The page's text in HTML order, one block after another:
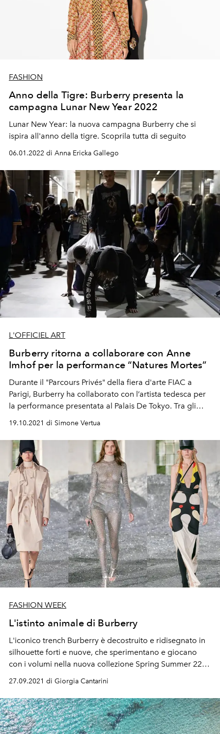
FASHION
Anno della Tigre: Burberry presenta la
campagna Lunar New Year 2022
Lunar New Year: la nuova campagna Burberry che si
ispira all'anno della tigre. Scoprila tutta di seguito
06.01.2022 di Anna Ericka Gallego
L'OFFICIEL ART
Burberry ritorna a collaborare con Anne
Imhof per la performance “Natures Mortes”
Durante il "Parcours Privés" della fiera d'arte FIAC a
Parigi, Burberry ha collaborato con l’artista tedesca per
la performance presentata al Palais De Tokyo. Tra gli
ospiti invitati da Riccardo Tisci anche Mahmood, Irina
19.10.2021 di Simone Vertua
FASHION WEEK
L'istinto animale di Burberry
L'iconico trench Burberry è decostruito e ridisegnato in
silhouette forti e nuove, che sperimentano e giocano
con i volumi nella nuova collezione Spring Summer 22 di
Buberry by Riccardo Tisci dedicata al mondo animale e
ai suoi istinti primordiali
27.09.2021 di Giorgia Cantarini